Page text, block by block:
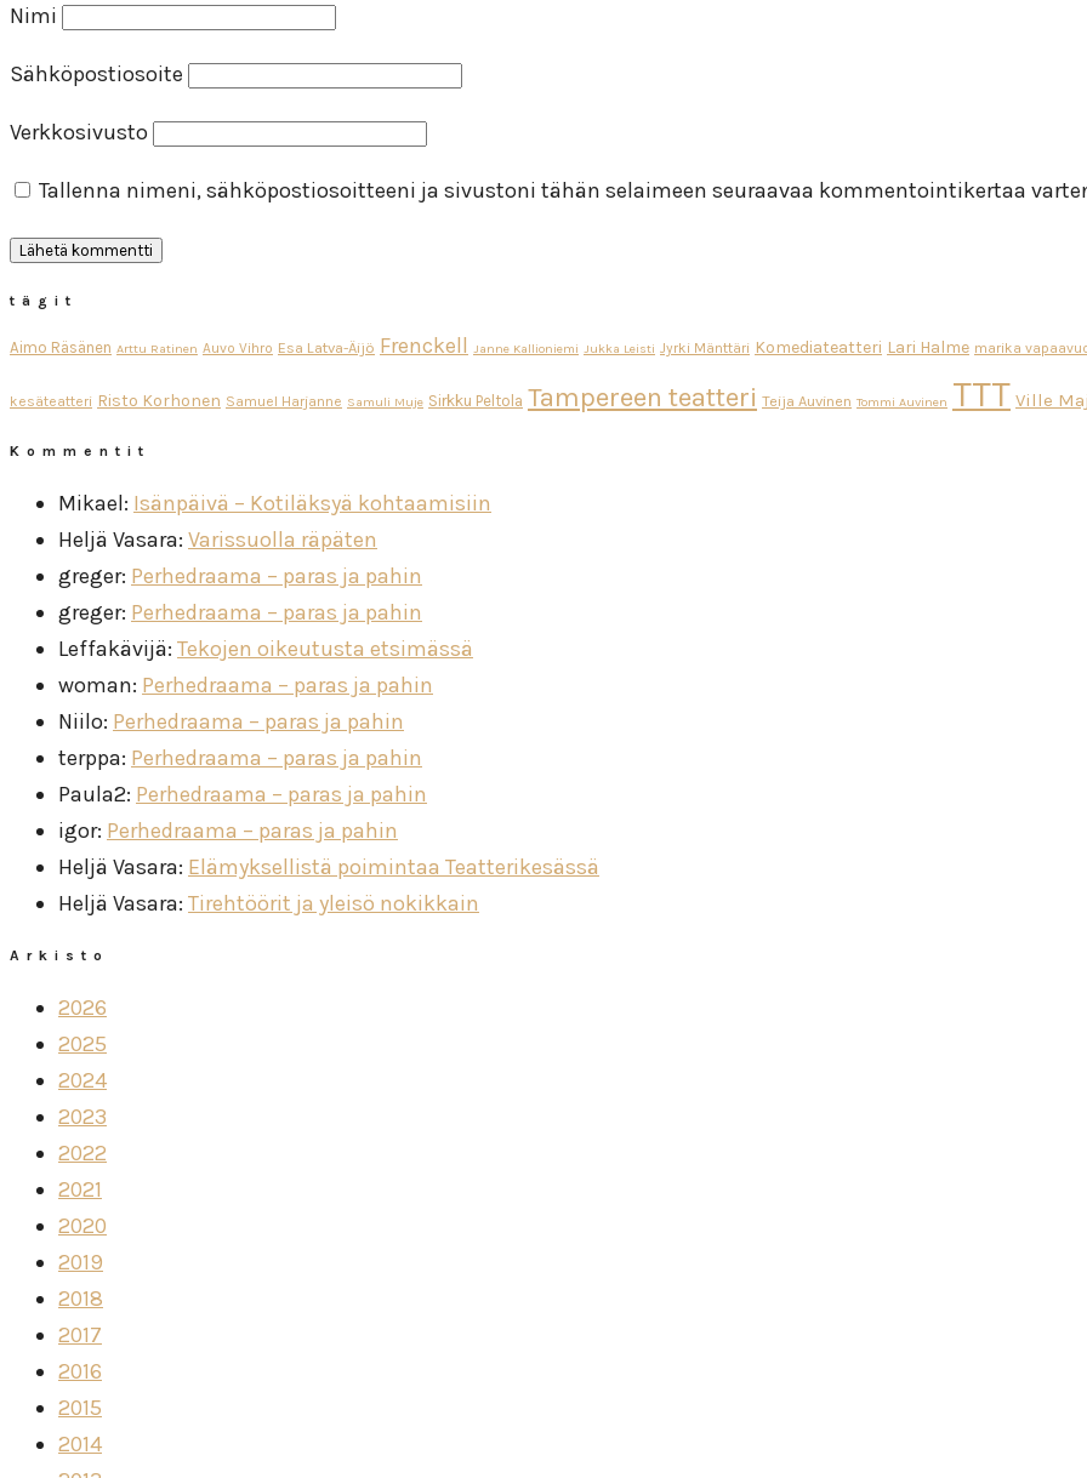
Nimi
Sähköpostiosoite
Verkkosivusto
Tallenna nimeni, sähköpostiosoitteeni ja sivustoni tähän selaimeen seuraavaa kommentointikertaa
tägit
Aimo Räsänen Arttu Ratinen Auvo Vihro Esa Latva-Äijö Frenckell Janne Kallioniemi Jukka Leisti Jyrki Mänttäri Komediateatteri Lari Halme marika
kesäteatteri Risto Korhonen Samuel Harjanne Samuli Muje Sirkku Peltola Tampereen teatteri Teija Auvinen Tommi Auvinen TTT Ville
Kommentit
Mikael: Isänpäivä – Kotiläksyä kohtaamisiin
Heljä Vasara: Varissuolla räpäten
greger: Perhedraama – paras ja pahin
greger: Perhedraama – paras ja pahin
Leffakävijä: Tekojen oikeutusta etsimässä
woman: Perhedraama – paras ja pahin
Niilo: Perhedraama – paras ja pahin
terppa: Perhedraama – paras ja pahin
Paula2: Perhedraama – paras ja pahin
igor: Perhedraama – paras ja pahin
Heljä Vasara: Elämyksellistä poimintaa Teatterikesässä
Heljä Vasara: Tirehtöörit ja yleisö nokikkain
Arkisto
2026
2025
2024
2023
2022
2021
2020
2019
2018
2017
2016
2015
2014